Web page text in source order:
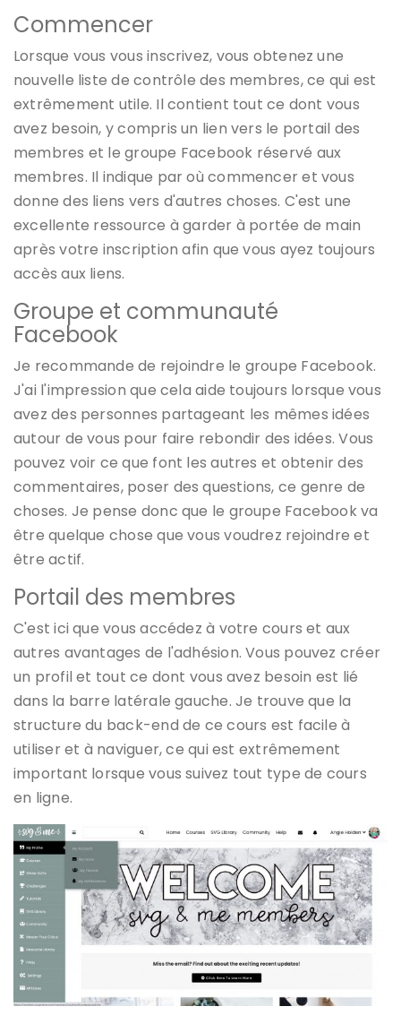
Commencer
Lorsque vous vous inscrivez, vous obtenez une
nouvelle liste de contrôle des membres, ce qui est
extrêmement utile. Il contient tout ce dont vous
avez besoin, y compris un lien vers le portail des
membres et le groupe Facebook réservé aux
membres. Il indique par où commencer et vous
donne des liens vers d'autres choses. C'est une
excellente ressource à garder à portée de main
après votre inscription afin que vous ayez toujours
accès aux liens.
Groupe et communauté
Facebook
Je recommande de rejoindre le groupe Facebook.
J'ai l'impression que cela aide toujours lorsque vous
avez des personnes partageant les mêmes idées
autour de vous pour faire rebondir des idées. Vous
pouvez voir ce que font les autres et obtenir des
commentaires, poser des questions, ce genre de
choses. Je pense donc que le groupe Facebook va
être quelque chose que vous voudrez rejoindre et
être actif.
Portail des membres
C'est ici que vous accédez à votre cours et aux
autres avantages de l'adhésion. Vous pouvez créer
un profil et tout ce dont vous avez besoin est lié
dans la barre latérale gauche. Je trouve que la
structure du back-end de ce cours est facile à
utiliser et à naviguer, ce qui est extrêmement
important lorsque vous suivez tout type de cours
en ligne.